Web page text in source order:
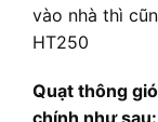
vào nhà thì
HT250
Quạt thông